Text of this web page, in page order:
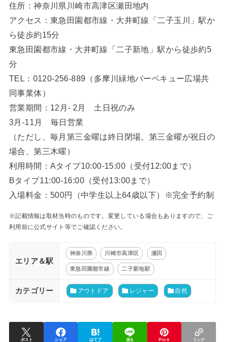
住所：神奈川県川崎市高津区瀬田地内
アクセス：東急田園都市線・大井町線「二子玉川」駅か
ら徒歩約15分
東急田園都市線・大井町線「二子新地」駅から徒歩約5
分
TEL：0120-256-889（多摩川緑地バーベキュー広場共
同事業体）
営業期間：12月- 2月 土日祝のみ
3月-11月 毎日営業
（ただし、毎月第三金曜は終日閉場。第三金曜が祝日の
場合、第三木曜）
利用時間：Aタイプ10:00-15:00（受付12:00まで）
Bタイプ11:00-16:00（受付13:00まで）
入場料金：500円（中学生以上64歳以下）※完全予約制
※記載情報は取材当時のものです。変更している場合もありますので、ご
利用前に公式サイト等でご確認ください。
エリア＆駅
神奈川県 川崎市高津区 瀬田
東急田園都市線 二子新地駅
カテゴリー アウトドア レジャー 自然
ポスト シェア はてブ 送る Pin it リンク